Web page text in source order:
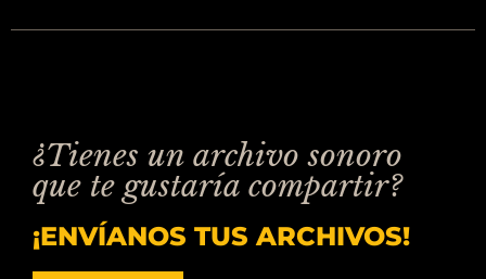
¿Tienes un archivo sonoro
que te gustaría compartir?
¡ENVÍANOS TUS ARCHIVOS!